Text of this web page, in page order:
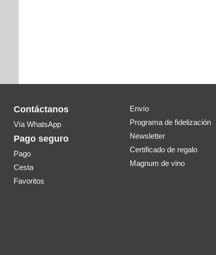
Contáctanos
Vía WhatsApp
Pago seguro
Pago
Cesta
Favoritos
Envío
Programa de fidelización
Newsletter
Certificado de regalo
Magnum de vino